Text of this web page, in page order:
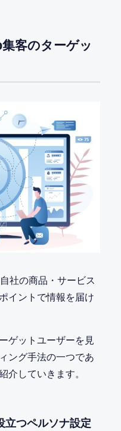
客のターゲッ
社の商品・サービス
イントで情報を届け
ゲットユーザーを見
ング手法の一つであ
介していきます。
立つペルソナ設定